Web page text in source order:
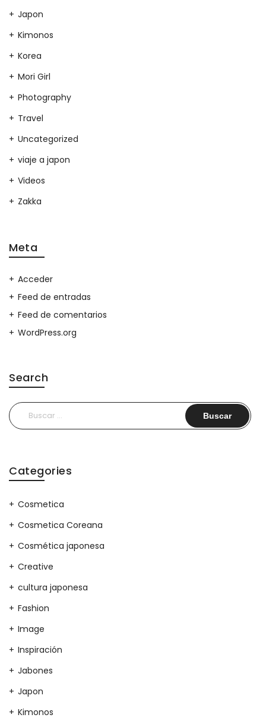
Japon
Kimonos
Korea
Mori Girl
Photography
Travel
Uncategorized
viaje a japon
Videos
Zakka
Meta
Acceder
Feed de entradas
Feed de comentarios
WordPress.org
Search
Buscar:
Categories
Cosmetica
Cosmetica Coreana
Cosmética japonesa
Creative
cultura japonesa
Fashion
Image
Inspiración
Jabones
Japon
Kimonos